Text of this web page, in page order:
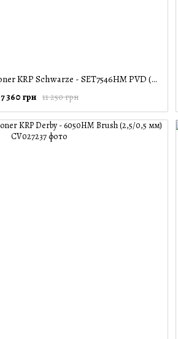
Кухонная мойка Kroner KRP Schwarze - SET7546HM PVD (3.0/0.7 мм)
11 250 грн
7 360 грн